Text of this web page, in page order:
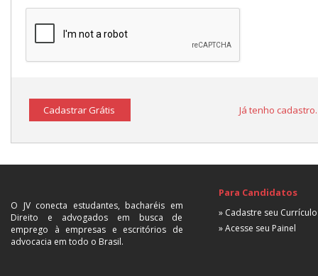
Cadastrar Grátis Já tenho
O JV conecta estudantes, bacharéis em
Direito e advogados em busca de
emprego à empresas e escritórios de
advocacia em todo o Brasil.
Para Candidatos
» Cadastre seu Currículo
» Acesse seu Painel